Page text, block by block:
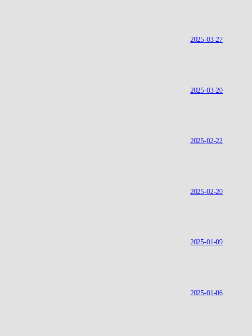
2025-03-27
2025-03-20
2025-02-22
2025-02-20
2025-01-09
2025-01-06